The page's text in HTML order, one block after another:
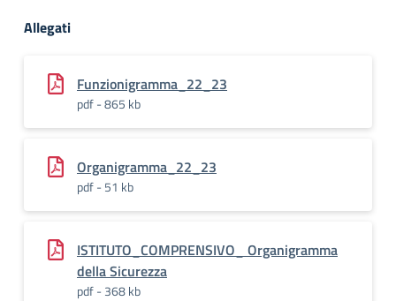
Allegati
Funzionigramma_22_23
pdf - 865 kb
Organigramma_22_23
pdf - 51 kb
ISTITUTO_COMPRENSIVO_ Organigramma
della Sicurezza
pdf - 368 kb